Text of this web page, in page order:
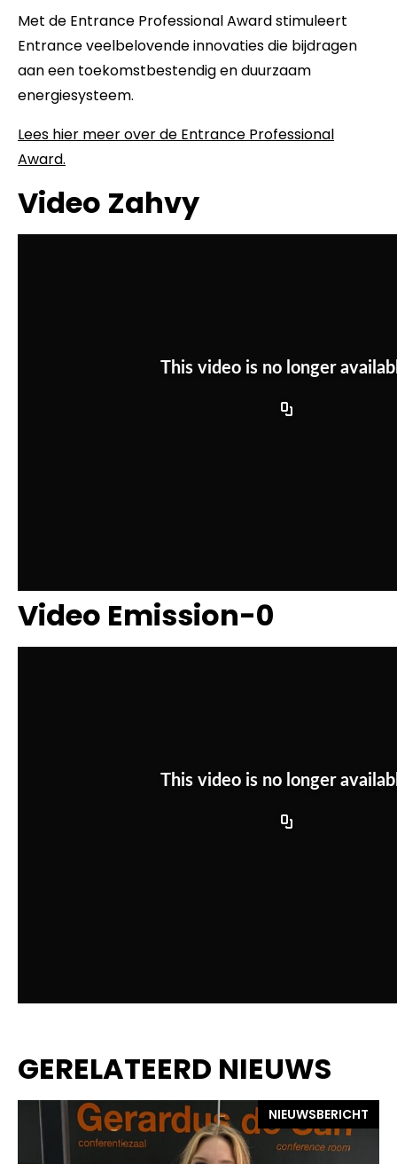
Met de Entrance Professional Award stimuleert
Entrance veelbelovende innovaties die bijdragen
aan een toekomstbestendig en duurzaam
energiesysteem.
Lees hier meer over de Entrance Professional
Award.
Video Zahvy
Video Emission-0
GERELATEERD NIEUWS
NIEUWSBERICHT